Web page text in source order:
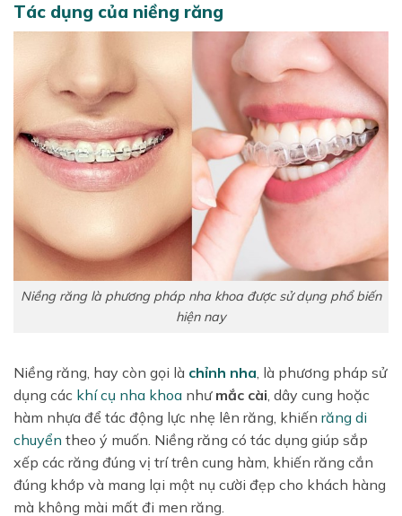
Tác dụng của niềng răng
Niềng răng là phương pháp nha khoa được sử dụng phổ biến
hiện nay
Niềng răng, hay còn gọi là chỉnh nha , là phương pháp sử
dụng các khí cụ nha khoa như mắc cài , dây cung hoặc
hàm nhựa để tác động lực nhẹ lên răng, khiến răng di
chuyển theo ý muốn. Niềng răng có tác dụng giúp sắp
xếp các răng đúng vị trí trên cung hàm, khiến răng cắn
đúng khớp và mang lại một nụ cười đẹp cho khách hàng
mà không mài mất đi men răng.